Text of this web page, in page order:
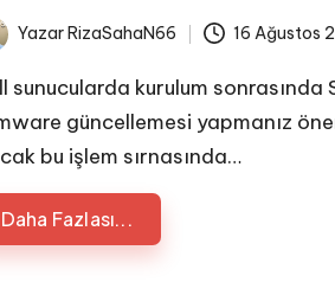
Yazar RizaSahaN66 16 Ağustos
sunucularda kurulum sonrasında
güncellemesi yapmanız
bu işlem sırnasında…
Daha Fazlası...